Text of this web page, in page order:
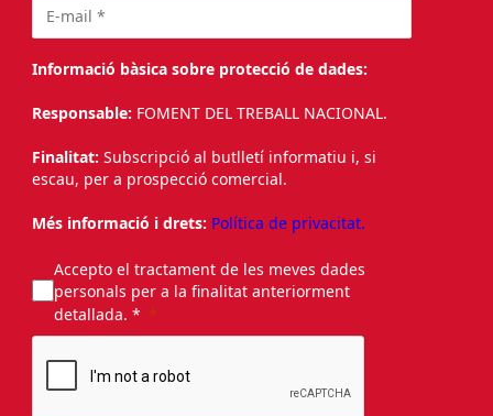
Informació bàsica sobre protecció de dades:
Responsable: FOMENT DEL TREBALL NACIONAL.
Finalitat: Subscripció al butlletí informatiu i, si
escau, per a prospecció comercial.
Més informació i drets: Política de privacitat.
Accepto el tractament de les meves dades
personals per a la finalitat anteriorment
detallada. *